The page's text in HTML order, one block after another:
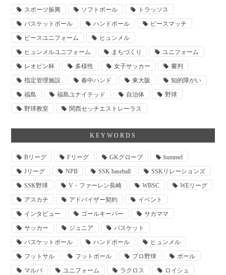
スポーツ振興
ソフトボール
トラッソス
バスケットボール
ハンドボール
ピースマッチ
ピースユニフォーム
ヒュンメル
ヒュンメルユニフォーム
まちづくり
ユニフォーム
レオピン杯
多様性 女子サッカー
審判
指定管理施設
春中ハンド 東大阪
知的障がい
福島
福島ユナイテッド 自治体
野球
野球教室
関西セッチエストレーラス
KEYWORDS
Bリーグ Fリーグ GKグローブ
hummel
Jリーグ
NPB SSK baseball
SSKリレーションズ
SSK野球
V・ファーレン長崎 WBSC
WEリーグ
アスカチ
アドバイザー契約
イベント
インタビュー
ゴールキーパー
サカママ
サッカー
ジュニア
バスケット
バスケットボール
ハンドボール
ヒュンメル
フットサル
フットボール プロ野球
ボール
マルバ
ユニフォーム ラクロス
ロイシュ